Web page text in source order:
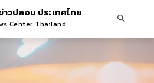
วปลอม ประเทศไทย
Center Thailand